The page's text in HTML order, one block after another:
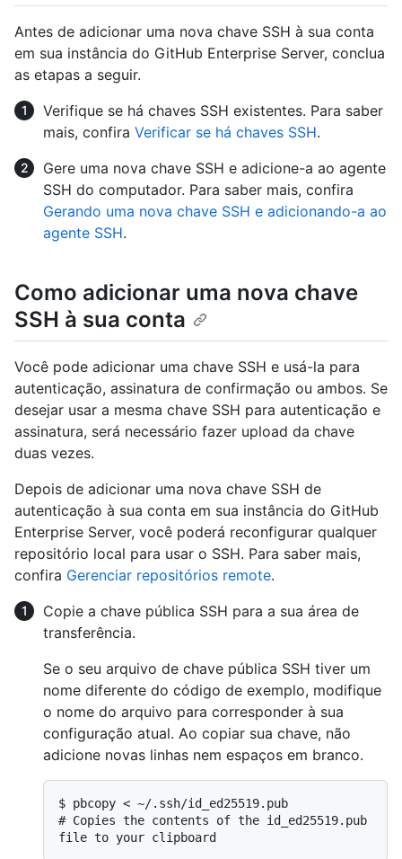
Antes de adicionar uma nova chave SSH à sua conta
em sua instância do GitHub Enterprise Server, conclua
as etapas a seguir.
Verifique se há chaves SSH existentes. Para saber
mais, confira Verificar se há chaves SSH.
Gere uma nova chave SSH e adicione-a ao agente
SSH do computador. Para saber mais, confira
Gerando uma nova chave SSH e adicionando-a ao
agente SSH.
Como adicionar uma nova chave
SSH à sua conta
Você pode adicionar uma chave SSH e usá-la para
autenticação, assinatura de confirmação ou ambos. Se
desejar usar a mesma chave SSH para autenticação e
assinatura, será necessário fazer upload da chave
duas vezes.
Depois de adicionar uma nova chave SSH de
autenticação à sua conta em sua instância do GitHub
Enterprise Server, você poderá reconfigurar qualquer
repositório local para usar o SSH. Para saber mais,
confira Gerenciar repositórios remote.
Copie a chave pública SSH para a sua área de
transferência.
Se o seu arquivo de chave pública SSH tiver um
nome diferente do código de exemplo, modifique
o nome do arquivo para corresponder à sua
configuração atual. Ao copiar sua chave, não
adicione novas linhas nem espaços em branco.
$ pbcopy < ~/.ssh/id_ed25519.pub
# Copies the contents of the id_ed25519.pub
file to your clipboard